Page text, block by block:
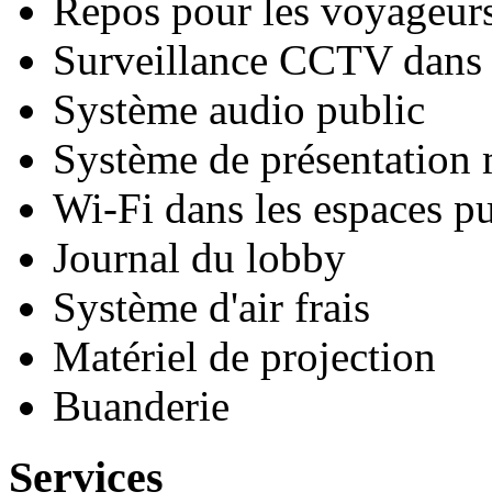
Repos pour les
Surveillance CCTV dans
Système audio public
Système de
Wi-Fi dans les espaces
Journal du lobby
Système d'air frais
Matériel de projection
Buanderie
Services